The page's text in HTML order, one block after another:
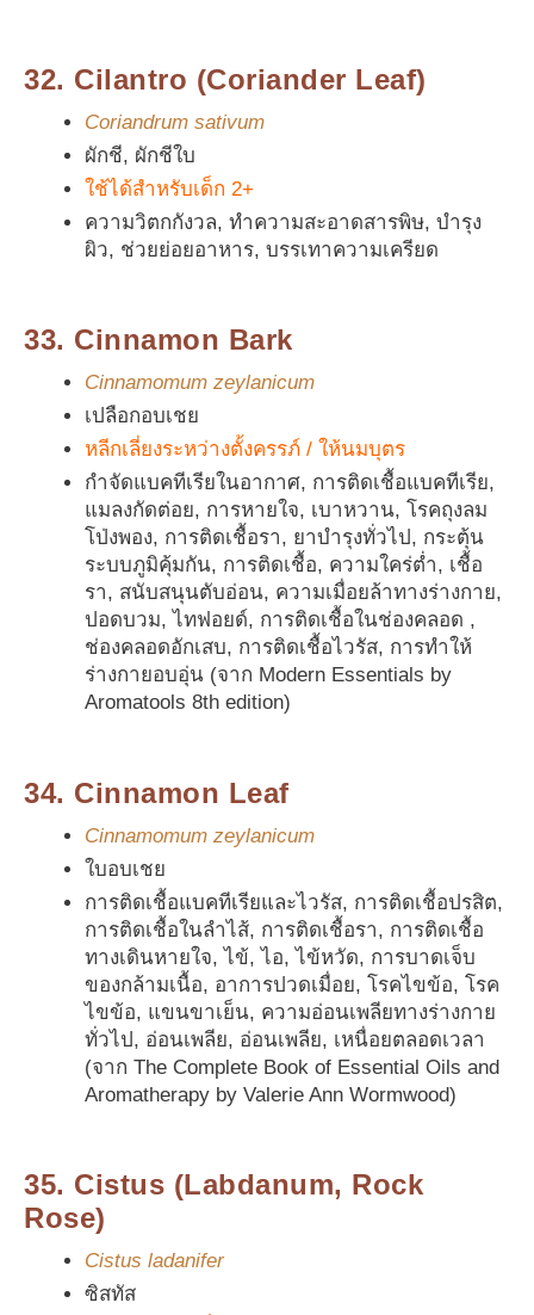
32. Cilantro (Coriander Leaf)
Coriandrum sativum
ผักชี, ผักชีใบ
ใช้ได้สำหรับเด็ก 2+
ความวิตกกังวล, ทำความสะอาดสารพิษ, บำรุง
ผิว, ช่วยย่อยอาหาร, บรรเทาความเครียด
33. Cinnamon Bark
Cinnamomum zeylanicum
เปลือกอบเชย
หลีกเลี่ยงระหว่างตั้งครรภ์ / ให้นมบุตร
กำจัดแบคทีเรียในอากาศ, การติดเชื้อแบคทีเรีย,
แมลงกัดต่อย, การหายใจ, เบาหวาน, โรคถุงลม
โป่งพอง, การติดเชื้อรา, ยาบำรุงทั่วไป, กระตุ้น
ระบบภูมิคุ้มกัน, การติดเชื้อ, ความใคร่ต่ำ, เชื้อ
รา, สนับสนุนตับอ่อน, ความเมื่อยล้าทางร่างกาย,
ปอดบวม, ไทฟอยด์, การติดเชื้อในช่องคลอด ,
ช่องคลอดอักเสบ, การติดเชื้อไวรัส, การทำให้
ร่างกายอบอุ่น (จาก Modern Essentials by
Aromatools 8th edition)
34. Cinnamon Leaf
Cinnamomum zeylanicum
ใบอบเชย
การติดเชื้อแบคทีเรียและไวรัส, การติดเชื้อปรสิต,
การติดเชื้อในลำไส้, การติดเชื้อรา, การติดเชื้อ
ทางเดินหายใจ, ไข้, ไอ, ไข้หวัด, การบาดเจ็บ
ของกล้ามเนื้อ, อาการปวดเมื่อย, โรคไขข้อ, โรค
ไขข้อ, แขนขาเย็น, ความอ่อนเพลียทางร่างกาย
ทั่วไป, อ่อนเพลีย, อ่อนเพลีย, เหนื่อยตลอดเวลา
(จาก The Complete Book of Essential Oils and
Aromatherapy by Valerie Ann Wormwood)
35. Cistus (Labdanum, Rock
Rose)
Cistus ladanifer
ซิสทัส